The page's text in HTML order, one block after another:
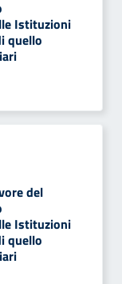
Istituzioni
quello
del
Istituzioni
quello